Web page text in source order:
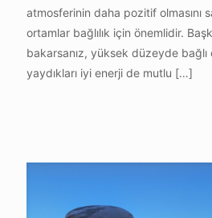
atmosferinin daha pozitif olmasını
ortamlar bağlılık için önemlidir.
bakarsanız, yüksek düzeyde bağlı
yaydıkları iyi enerji de mutlu […]